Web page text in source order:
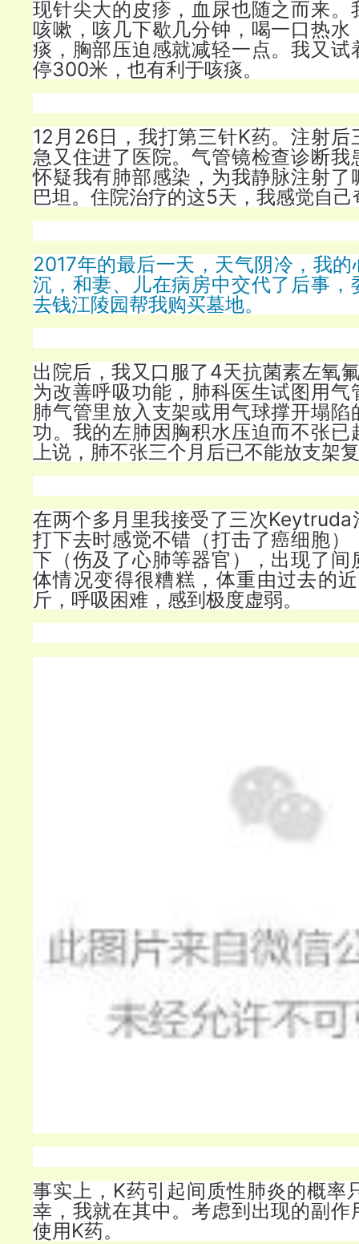
现针尖大的皮疹，血尿也随之而来。
咳嗽，咳几下歇几分钟，喝一口热水
痰，胸部压迫感就减轻一点。我又试
停300米，也有利于咳痰。
12月26日，我打第三针K药。注射后
急又住进了医院。气管镜检查诊断我
怀疑我有肺部感染，为我静脉注射了
巴坦。住院治疗的这5天，我感觉自
2017年的最后一天，天气阴冷，我
沉，和妻、儿在病房中交代了后事，
去钱江陵园帮我购买墓地。
出院后，我又口服了4天抗菌素左氧
为改善呼吸功能，肺科医生试图用气
肺气管里放入支架或用气球撑开塌陷
功。我的左肺因胸积水压迫而不张已
上说，肺不张三个月后已不能放支架
在两个多月里我接受了三次Keytruda
打下去时感觉不错（打击了癌细胞）
下（伤及了心肺等器官），出现了间
体情况变得很糟糕，体重由过去的
斤，呼吸困难，感到极度虚弱。
事实上，K药引起间质性肺炎的概率
幸，我就在其中。考虑到出现的副作
使用K药。